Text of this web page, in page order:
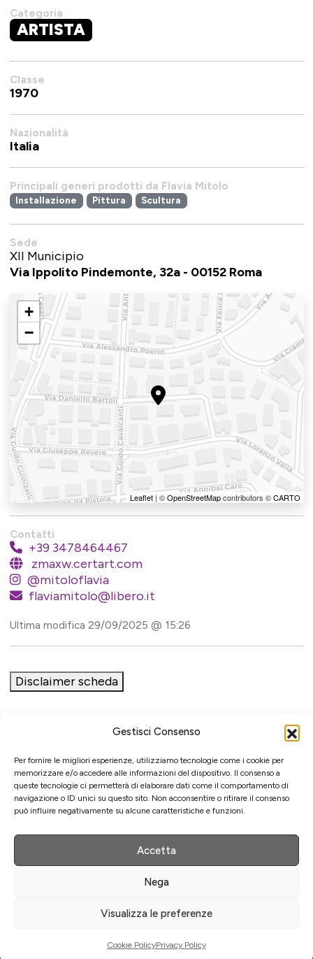
Gestisci Consenso
Per fornire le migliori esperienze, utilizziamo tecnologie come i cookie per
memorizzare e/o accedere alle informazioni del dispositivo. Il consenso a
queste tecnologie ci permetterà di elaborare dati come il comportamento di
navigazione o ID unici su questo sito. Non acconsentire o ritirare il consenso
può influire negativamente su alcune caratteristiche e funzioni.
Accetta
Nega
Visualizza le preferenze
Cookie PolicyPrivacy Policy
Categoria
ARTISTA
Classe
1970
Nazionalità
Italia
Principali generi prodotti da Flavia Mitolo
Installazione Pittura Scultura
Sede
XII Municipio
Via Ippolito Pindemonte, 32a - 00152 Roma
+
−
Leaflet| ©OpenStreetMapcontributors ©CARTO
Contatti
+39 3478464467
zmaxw.certart.com
@mitoloflavia
flaviamitolo@libero.it
Ultima modifica 29/09/2025 @ 15:26
Disclaimer scheda
Strumenti di comunicazione
Iniziativa
Associazione culturale per la promozione delle arti visive
Gestione
2026 Menexa Srl - [pi] 14994471002